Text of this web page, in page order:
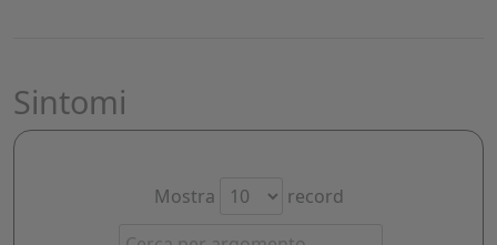
Sintomi
Mostra record